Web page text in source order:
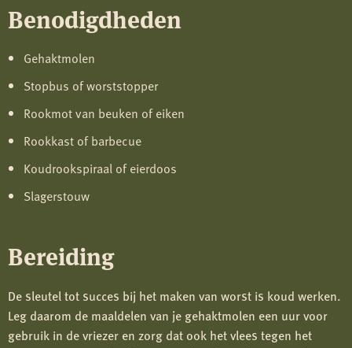
Benodigdheden
Gehaktmolen
Stopbus of worststopper
Rookmot van beuken of eiken
Rookkast of barbecue
Koudrookspiraal of eierdoos
Slagerstouw
Bereiding
De sleutel tot succes bij het maken van worst is koud werken.
Leg daarom de maaldelen van je gehaktmolen een uur voor
gebruik in de vriezer en zorg dat ook het vlees tegen het